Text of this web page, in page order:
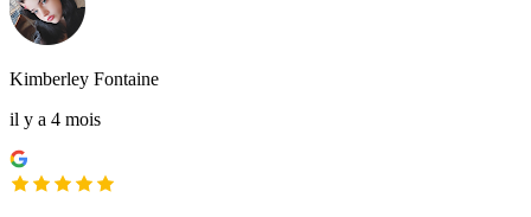
Kimberley Fontaine
il y a 4 mois